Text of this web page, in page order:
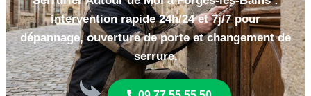
intervention rapide 24h/24 et 7j/7 pour
dépannage, ouverture de porte et changement de
serrure.